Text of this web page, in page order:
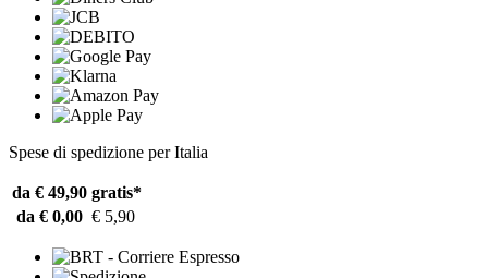
Spese di spedizione per Italia
da € 49,90 gratis*
da € 0,00 € 5,90